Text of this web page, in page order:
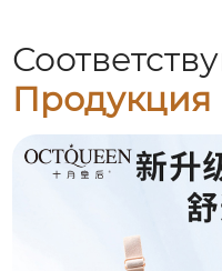
Продукция